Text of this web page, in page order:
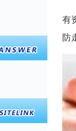
有
防